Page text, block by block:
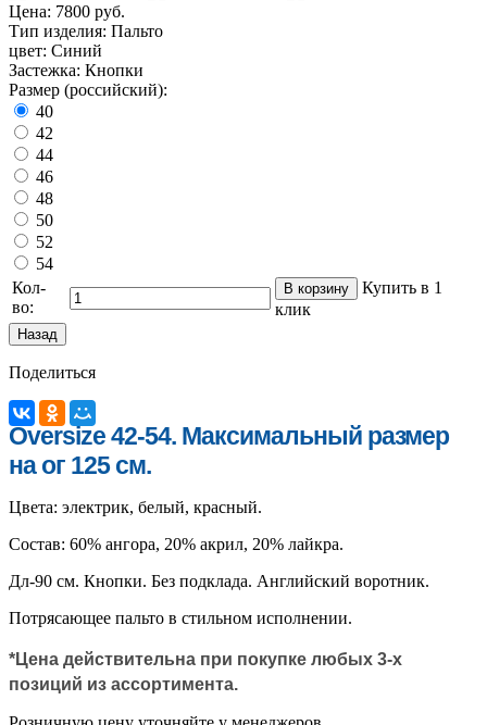
Цена: 7800 руб.
Тип изделия: Пальто
цвет: Синий
Застежка: Кнопки
Размер (российский):
40
42
44
46
48
50
52
54
Кол-
во:
Купить в 1
клик
Поделиться
Oversize 42-54. Максимальный размер
на ог 125 см.
Цвета: электрик, белый, красный.
Состав: 60% ангора, 20% акрил, 20% лайкра.
Дл-90 см. Кнопки. Без подклада. Английский воротник.
Потрясающее пальто в стильном исполнении.
*Цена действительна при покупке любых 3-х
позиций из ассортимента.